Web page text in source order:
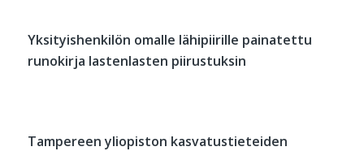
Yksityishenkilön omalle lähipiirille painatettu
runokirja lastenlasten piirustuksin
Tampereen yliopiston kasvatustieteiden